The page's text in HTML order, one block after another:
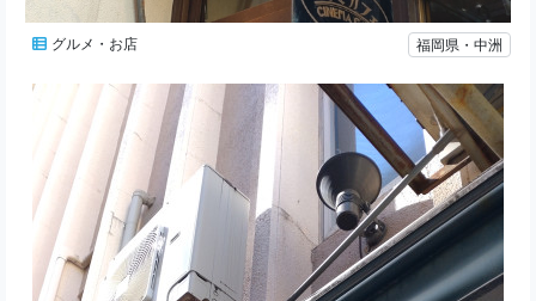
グルメ・お店 福岡県・中洲